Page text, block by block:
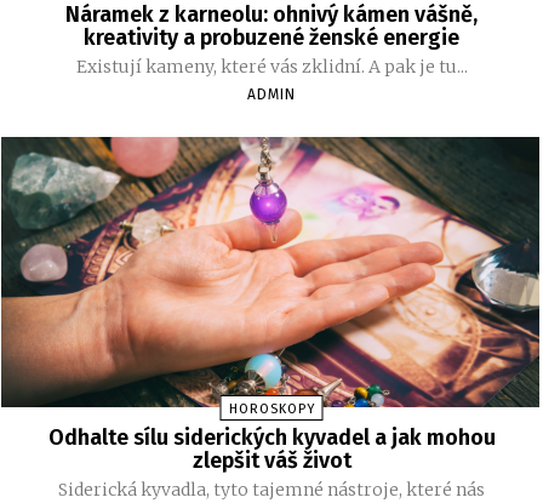
Náramek z karneolu: ohnivý kámen vášně,
kreativity a probuzené ženské energie
Existují kameny, které vás zklidní. A pak je tu...
ADMIN
HOROSKOPY
Odhalte sílu siderických kyvadel a jak mohou
zlepšit váš život
Siderická kyvadla, tyto tajemné nástroje, které nás